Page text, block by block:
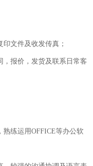
文件及收发传真；
，报价，发货及联系日常客
练运用OFFICE等办公软